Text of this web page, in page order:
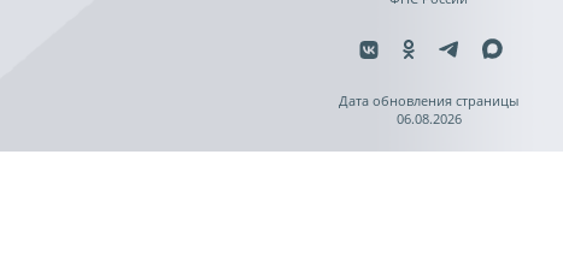
Дата обновления страницы
06.08.2026